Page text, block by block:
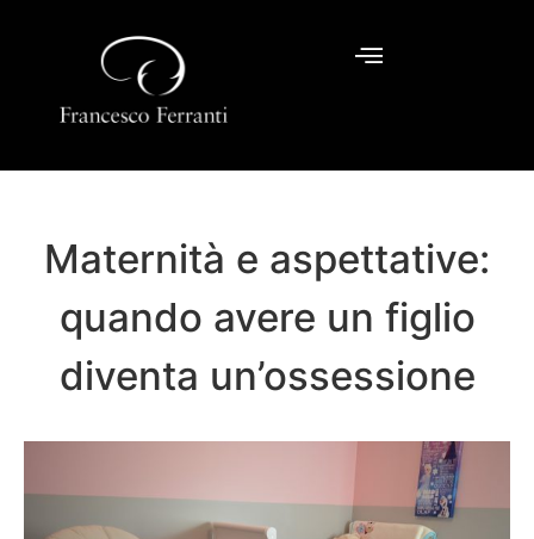
Maternità e aspettative:
quando avere un figlio
diventa un’ossessione